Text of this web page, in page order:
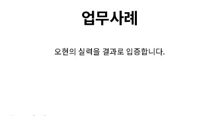
업무사례
오현의 실력을 결과로 입증합니다.